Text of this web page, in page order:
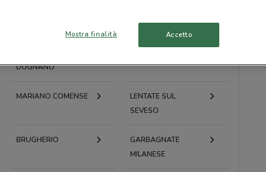
MACHERIO
DUGNANO
MARIANO COMENSE
LENTATE SUL
SEVESO
BRUGHERIO
GARBAGNATE
MILANESE
Mostra finalità Accetto